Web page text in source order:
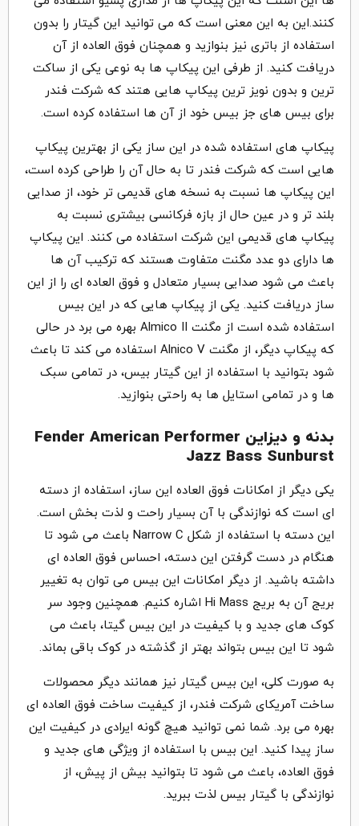
کنند.این به این معنی است که می توانید این گیتار را بدون
استفاده از باتری نیز بنوازید و همچنان فوق العاده از آن
دریافت کنید. از طرفی این پیکاپ ها به نوعی یکی از ساکت
ترین و بدون نویز ترین پیکاپ هایی هتند که شرکت فندر
برای بیس های جز بیس خود از آن ها استفاده کرده است.
پیکاپ های استفاده شده در این ساز یکی از بهترین پیکاپ
هایی است که شرکت فندر تا به حال آن را طراحی کرده است،
این پیکاپ ها نسبت به نسخه های قدیمی تر خود، از صدایی
بلند تر و در عین حال از بازه فرکانسی بیشتری نسبت به
پیکاپ های قدیمی این شرکت استفاده می کنند. این پیکاپ
ها دارای دو عدد مگنت متفاوت هستند که ترکیب آن ها
باعث می شود صدایی بسیار متعادل و فوق العاده ای را از این
ساز دریافت کنید. یکی از پیکاپ هایی که در این بیس
استفاده شده است از مگنت Almico II بهره می برد در حالی
که پیکاپ دیگر، از مگنت Alnico V استفاده می کند تا باعث
شود بتوانید با استفاده از این گیتار بیس، در تمامی سبک
ها و در تمامی استایل ها به راحتی بنوازید.
بدنه و دیزاین Fender American Performer
Jazz Bass Sunburst
یکی دیگر از امکانات فوق العاده این ساز، استفاده از دسته
ای است که نوازندگی با آن بسیار راحت و لذت بخش است.
این دسته با استفاده از شکل Narrow C باعث می شود تا
هنگام در دست گرفتن این دسته، احساس فوق العاده ای
داشته باشید. از دیگر امکانات این بیس می توان به تغییر
بریج آن به بریج Hi Mass اشاره کنیم. همچنین وجود سر
کوک های جدید و با کیفیت در این بیس گیتا، باعث می
شود تا این بیس بتواند بهتر از گذشته در کوک باقی بماند.
به صورت کلی، این بیس گیتار نیز همانند دیگر محصولات
ساخت آمریکای شرکت فندر، از کیفیت ساخت فوق العاده ای
بهره می برد. شما نمی توانید هیچ گونه ایرادی در کیفیت این
ساز پیدا کنید. این بیس با استفاده از ویژگی های جدید و
فوق العاده، باعث می شود تا بتوانید بیش از پیش، از
نوازندگی با گیتار بیس لذت ببرید.